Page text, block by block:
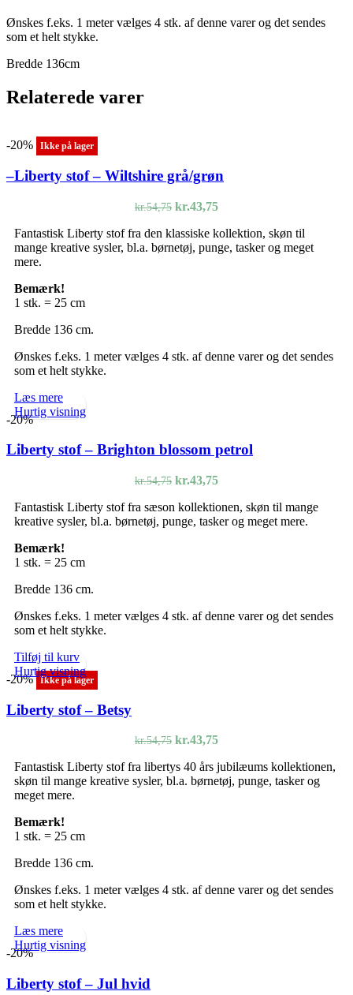
Ønskes f.eks. 1 meter vælges 4 stk. af denne varer og det sendes
som et helt stykke.
Bredde 136cm
Relaterede varer
-20% Ikke på lager
–Liberty stof – Wiltshire grå/grøn
kr.54,75 Den
pris
var:
kr.43,75Den
pris
er:
Fantastisk Liberty stof fra den klassiske kollektion, skøn til
mange kreative sysler, bl.a. børnetøj, punge, tasker og meget
mere.
Bemærk!
1 stk. = 25 cm
Bredde 136 cm.
Ønskes f.eks. 1 meter vælges 4 stk. af denne varer og det sendes
som et helt stykke.
Læs mere
Hurtig visning
-20%
Liberty stof – Brighton blossom petrol
kr.54,75 Den
pris
var:
kr.43,75Den
pris
er:
Fantastisk Liberty stof fra sæson kollektionen, skøn til mange
kreative sysler, bl.a. børnetøj, punge, tasker og meget mere.
Bemærk!
1 stk. = 25 cm
Bredde 136 cm.
Ønskes f.eks. 1 meter vælges 4 stk. af denne varer og det sendes
som et helt stykke.
Tilføj til kurv
Hurtig visning
-20% Ikke på lager
Liberty stof – Betsy
kr.54,75 Den
pris
var:
kr.43,75Den
pris
er:
Fantastisk Liberty stof fra libertys 40 års jubilæums kollektionen,
skøn til mange kreative sysler, bl.a. børnetøj, punge, tasker og
meget mere.
Bemærk!
1 stk. = 25 cm
Bredde 136 cm.
Ønskes f.eks. 1 meter vælges 4 stk. af denne varer og det sendes
som et helt stykke.
Læs mere
Hurtig visning
-20%
Liberty stof – Jul hvid